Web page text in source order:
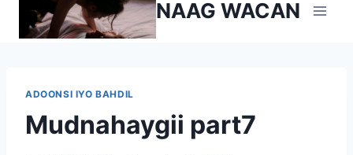
content
NAAG WACAN
ADOONSI IYO BAHDIL
Mudnahaygii part7